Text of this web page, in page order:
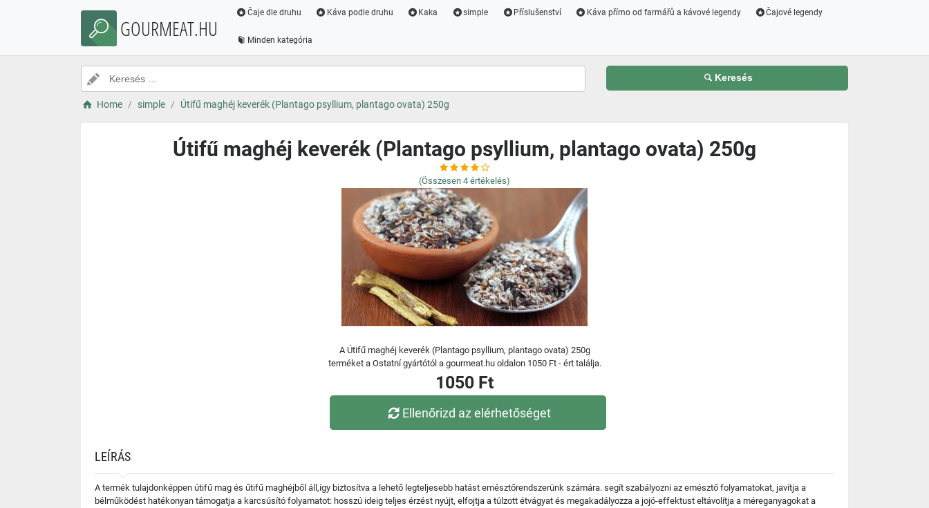
GOURMEAT.HU
Čaje dle druhu Káva podle druhu Kaka simple Příslušenství Káva přímo od farmářů a kávové legendy Čajové legendy
Minden kategória
Keresés
Home simple Útifű maghéj keverék (Plantago psyllium, plantago ovata) 250g
Útifű maghéj keverék (Plantago psyllium, plantago ovata) 250g
(Összesen 4 értékelés)
A Útifű maghéj keverék (Plantago psyllium, plantago ovata) 250g
terméket a Ostatní gyártótól a gourmeat.hu oldalon 1050 Ft - ért találja.
1050 Ft
Ellenőrizd az elérhetőséget
LEÍRÁS
A termék tulajdonképpen útifű mag és űtifű maghéjből áll,így biztosítva a lehető legteljesebb hatást emésztőrendszerünk számára. segít szabályozni az emésztő folyamatokat, javítja a
bélműködést hatékonyan támogatja a karcsúsító folyamatot: hosszú ideig teljes érzést nyújt, elfojtja a túlzott étvágyat és megakadályozza a jojó-effektust eltávolítja a méreganyagokat a